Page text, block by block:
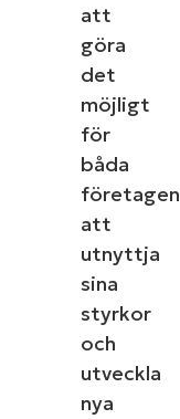
att
göra
det
möjligt
för
båda
företagen
att
utnyttja
sina
styrkor
och
utveckla
nya